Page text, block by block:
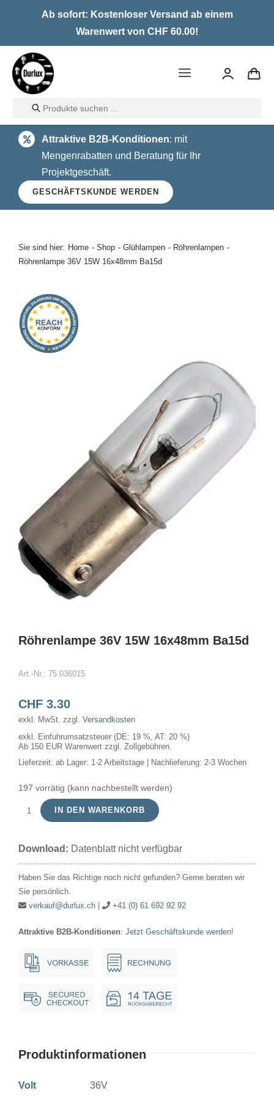
Ab sofort: Kostenloser Versand ab einem
Warenwert von CHF 60.00!
Toggle
Home
LED
Halogen
Glühlampen
Kontakt
Products
search
Attraktive B2B-Konditionen: mit
Mengenrabatten und Beratung für Ihr
Projektgeschäft.
GESCHÄFTSKUNDE WERDEN
Sie sind hier: Home Shop Glühlampen
Röhrenlampen
Röhrenlampe 36V 15W 16x48mm Ba15d
Röhrenlampe 36V 15W 16x48mm Ba15d
Art.-Nr.: 75.036015
CHF3.30
exkl. MwSt. zzgl. Versandkosten
exkl. Einfuhrumsatzsteuer (DE: 19 %, AT: 20 %)
Ab 150 EUR Warenwert zzgl. Zollgebühren.
Lieferzeit: ab Lager: 1-2 Arbeitstage | Nachlieferung: 2-3 Wochen
197 vorrätig (kann nachbestellt werden)
Röhrenlampe
15W
Ba15d
Menge
IN DEN WARENKORB
Download: Datenblatt nicht verfügbar
Haben Sie das Richtige noch nicht gefunden? Gerne beraten wir
Sie persönlich.
verkauf@durlux.ch| +41 (0) 61 692 92 92
Attraktive B2B-Konditionen: Jetzt Geschäftskunde werden!
Produktinformationen
Volt 36V